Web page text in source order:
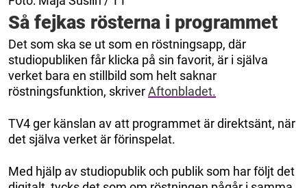
Så fejkas rösterna i programmet
Det som ska se ut som en röstningsapp, där
studiopubliken får klicka på sin favorit, är i själva
verket bara en stillbild som helt saknar
röstningsfunktion, skriverAftonbladet.
TV4 ger känslan av att programmet är direktsänt, när
det själva verket är förinspelat.
Med hjälp av studiopublik och publik som har följt det